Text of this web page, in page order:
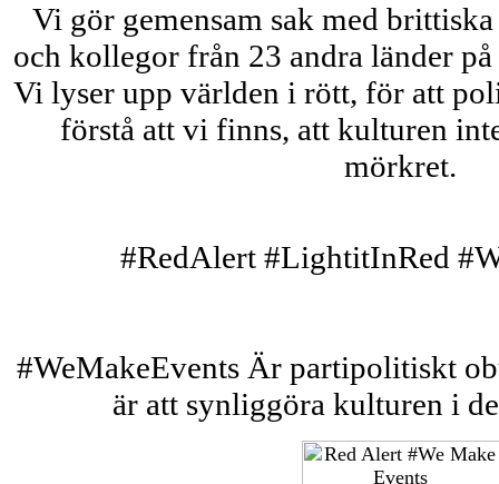
Vi gör gemensam sak med
och kollegor från 23 andra länder
Vi lyser upp världen i rött, för att
förstå att vi finns, att kulturen
mörkret.
#RedAlert #LightitInRed
#WeMakeEvents Är partipolitiskt
är att synliggöra kulturen i